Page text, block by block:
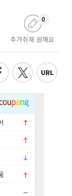
추가취재 원해요
0